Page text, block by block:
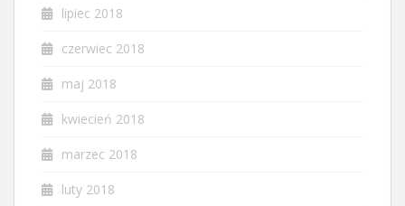
lipiec 2018
czerwiec 2018
maj 2018
kwiecień 2018
marzec 2018
luty 2018